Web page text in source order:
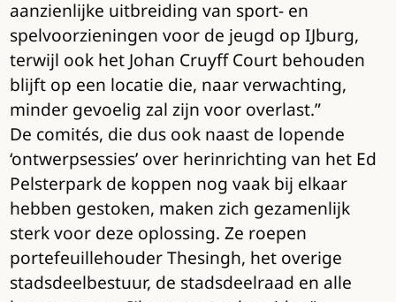
aanzienlijke uitbreiding van sport- en
spelvoorzieningen voor de jeugd op IJburg,
terwijl ook het Johan Cruyff Court behouden
blijft op een locatie die, naar verwachting,
minder gevoelig zal zijn voor overlast.”
De comités, die dus ook naast de lopende
‘ontwerpsessies’ over herinrichting van het Ed
Pelsterpark de koppen nog vaak bij elkaar
hebben gestoken, maken zich gezamenlijk
sterk voor deze oplossing. Ze roepen
portefeuillehouder Thesingh, het overige
stadsdeelbestuur, de stadsdeelraad en alle